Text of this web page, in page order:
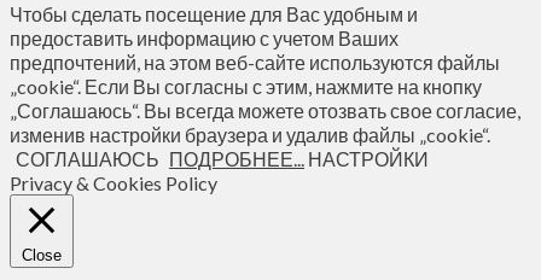
Чтобы сделать посещение для Вас удобным и
предоставить информацию с учетом Ваших
предпочтений, на этом веб-сайте используются файлы
„cookie“. Если Вы согласны с этим, нажмите на кнопку
„Соглашаюсь“. Вы всегда можете отозвать свое согласие,
изменив настройки браузера и удалив файлы „cookie“.
СОГЛАШАЮСЬ ПОДРОБНЕЕ...
НАСТРОЙКИ
Privacy & Cookies Policy
Close